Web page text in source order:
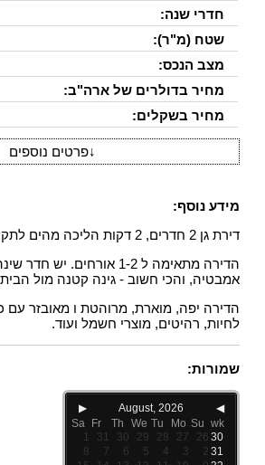
חדרי שנה:
שטח (מ"ר):
מצב הנכס:
מחיר בדולרים של ארה"ב:
מחיר בשקלים:
↓פרטים נוספים
מידע נוסף:
דירת גן 2 חדרים, 2 דקות הליכה מהים לתקופות קצרות.
הדירה מתאימה ל 1-2
אמבטיה, והכי חשוב - גינה קטנה מול
הדירה יפה, מוארת, מרוהטת ו מאובזר עם
לחיות, רהיטים, מוצרי חשמל ועוד.
שמורות:
◀
August, 2026
▶
wk
Su
Mo
Tu
We
Th
Fr
Sa
30
26
27
28
29
30
31
1
31
2
3
4
5
6
7
8